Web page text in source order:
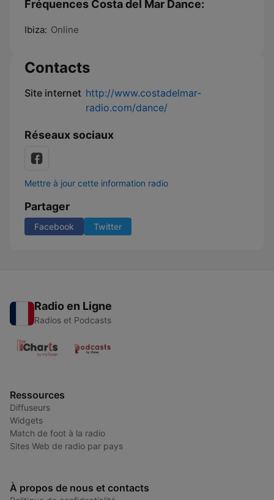
Fréquences Costa del Mar Dance:
Ibiza: Online
Contacts
Site internet http://www.costadelmar-
radio.com/dance/
Réseaux sociaux
Mettre à jour cette information radio
Partager
Facebook Twitter
Radio en Ligne
Radios et Podcasts
Ressources
Diffuseurs
Widgets
Match de foot à la radio
Sites Web de radio par pays
À propos de nous et contacts